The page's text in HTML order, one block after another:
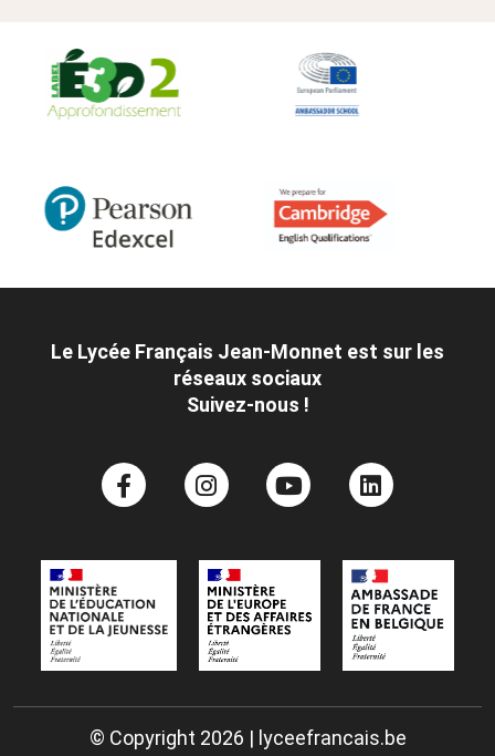
Le Lycée Français Jean-Monnet est sur les
réseaux sociaux
Suivez-nous !
© Copyright 2026 | lyceefrancais.be